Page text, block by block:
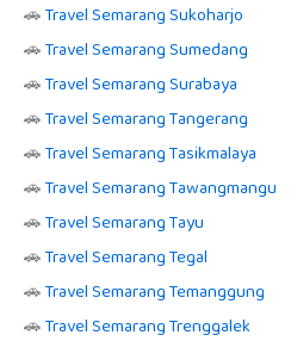
🚗Travel Semarang Sukoharjo
🚗Travel Semarang Sumedang
🚗Travel Semarang Surabaya
🚗Travel Semarang Tangerang
🚗Travel Semarang Tasikmalaya
🚗Travel Semarang Tawangmangu
🚗Travel Semarang Tayu
🚗Travel Semarang Tegal
🚗Travel Semarang Temanggung
🚗Travel Semarang Trenggalek